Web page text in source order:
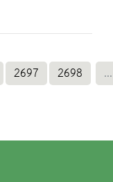
2697 2698 ...